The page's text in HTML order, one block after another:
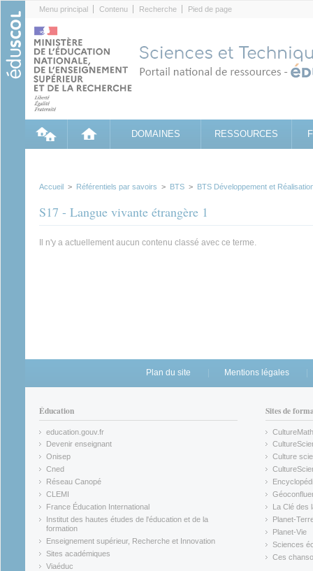
Menu principal Contenu Recherche Pied de page
DOMAINES RESSOURCES
Accueil > Référentiels par savoirs > BTS > BTS Développement et
S17 - Langue vivante étrangère 1
Il n'y a actuellement aucun contenu classé avec ce terme.
Plan du site Mentions légales
Éducation
education.gouv.fr
(link is external)
Devenir enseignant
(link is external)
Onisep
(link is external)
Cned
(link is external)
Réseau Canopé
(link is external)
CLEMI
(link is external)
France Éducation International
(link is external)
Institut des hautes études de l'éducation et de la
formation
(link is external)
Enseignement supérieur, Recherche et Innovation
(link is external)
Sites académiques
(link is external)
Viaéduc
Sites de
CultureMath
(link is
(link is
Culture
(link is
(link is
(link is
La Clé des
(link is
Planet-
(link is
Planet-Vie
(link is
Sciences
(link is
Ces